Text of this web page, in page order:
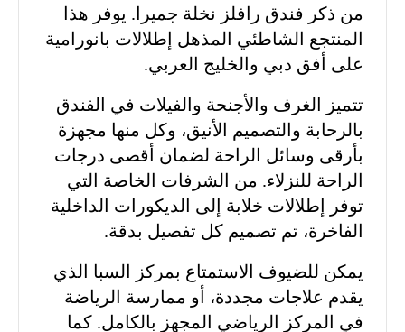
من ذكر فندق رافلز نخلة جميرا. يوفر هذا
المنتجع الشاطئي المذهل إطلالات بانورامية
على أفق دبي والخليج العربي.
تتميز الغرف والأجنحة والفيلات في الفندق
بالرحابة والتصميم الأنيق، وكل منها مجهزة
بأرقى وسائل الراحة لضمان أقصى درجات
الراحة للنزلاء. من الشرفات الخاصة التي
توفر إطلالات خلابة إلى الديكورات الداخلية
الفاخرة، تم تصميم كل تفصيل بدقة.
يمكن للضيوف الاستمتاع بمركز السبا الذي
يقدم علاجات مجددة، أو ممارسة الرياضة
في المركز الرياضي المجهز بالكامل. كما